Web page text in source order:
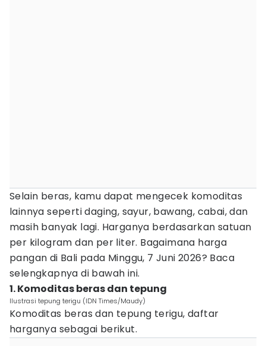
Selain beras, kamu dapat mengecek komoditas
lainnya seperti daging, sayur, bawang, cabai, dan
masih banyak lagi. Harganya berdasarkan satuan
per kilogram dan per liter. Bagaimana harga
pangan di Bali pada Minggu, 7 Juni 2026? Baca
selengkapnya di bawah ini.
1. Komoditas beras dan tepung
Ilustrasi tepung terigu (IDN Times/Maudy)
Komoditas beras dan tepung terigu, daftar
harganya sebagai berikut.